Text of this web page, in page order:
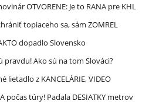
OTVORENE: Je to RANA pre KHL
topiaceho sa, sám ZOMREL
dopadlo Slovensko
pravdu! Ako sú na tom Slováci?
z KANCELÁRIE, VIDEO
počas túry! Padala DESIATKY metrov